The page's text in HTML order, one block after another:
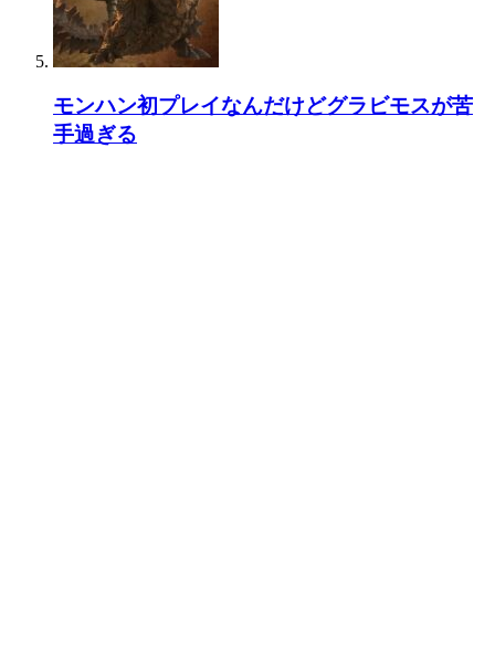
モンハン初プレイなんだけどグラビモスが苦
手過ぎる